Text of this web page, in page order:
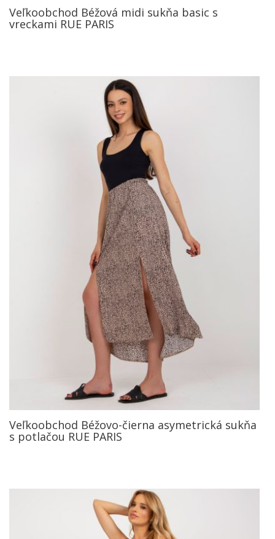
Veľkoobchod Béžová midi sukňa basic s
vreckami RUE PARIS
Veľkoobchod Béžovo-čierna asymetrická sukňa
s potlačou RUE PARIS